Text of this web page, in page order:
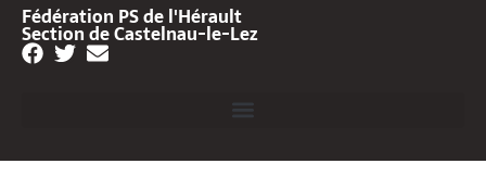
Fédération PS de l'Hérault
Section de Castelnau-le-Lez